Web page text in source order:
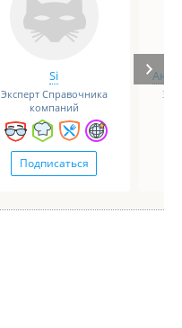
Si
Эксперт Справочника
компаний
Подписаться